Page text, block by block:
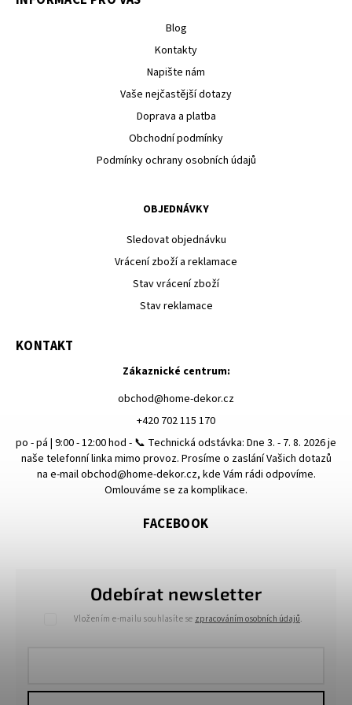
Blog
Kontakty
Napište nám
Vaše nejčastější dotazy
Doprava a platba
Obchodní podmínky
Podmínky ochrany osobních údajů
OBJEDNÁVKY
Sledovat objednávku
Vrácení zboží a reklamace
Stav vrácení zboží
Stav reklamace
Odebírat newsletter
Vložením e-mailu souhlasíte se zpracováním osobních údajů.
KONTAKT
Zákaznické centrum:
obchod@home-dekor.cz
+420 702 115 170
po - pá | 9:00 - 12:00 hod - 📞 Technická odstávka: Dne 3. - 7. 8. 2026 je
naše telefonní linka mimo provoz. Prosíme o zaslání Vašich dotazů
na e-mail obchod@home-dekor.cz, kde Vám rádi odpovíme.
Omlouváme se za komplikace.
FACEBOOK